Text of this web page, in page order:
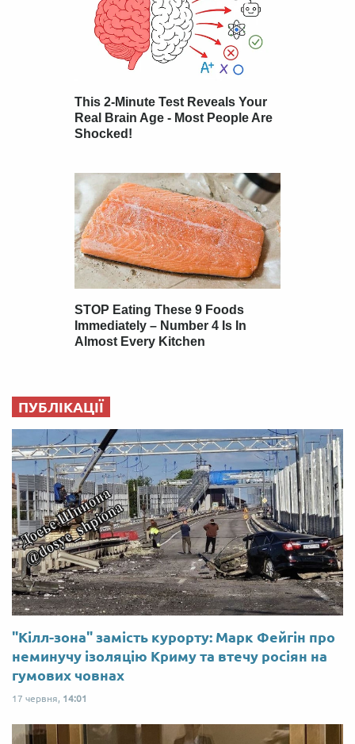
ПУБЛІКАЦІЇ
"Кілл-зона" замість курорту: Марк Фейгін про
неминучу ізоляцію Криму та втечу росіян на
гумових човнах
17 червня, 14:01